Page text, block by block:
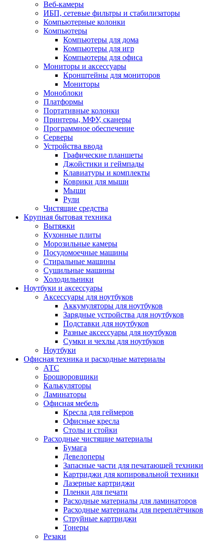
Веб-камеры
ИБП, сетевые фильтры и стабилизаторы
Компьютерные колонки
Компьютеры
Компьютеры для дома
Компьютеры для игр
Компьютеры для офиса
Мониторы и аксессуары
Кронштейны для мониторов
Мониторы
Моноблоки
Платформы
Портативные колонки
Принтеры, МФУ, сканеры
Программное обеспечение
Серверы
Устройства ввода
Графические планшеты
Джойстики и геймпады
Клавиатуры и комплекты
Коврики для мыши
Мыши
Рули
Чистящие средства
Крупная бытовая техника
Вытяжки
Кухонные плиты
Морозильные камеры
Посудомоечные машины
Стиральные машины
Сушильные машины
Холодильники
Ноутбуки и аксессуары
Аксессуары для ноутбуков
Аккумуляторы для ноутбуков
Зарядные устройства для ноутбуков
Подставки для ноутбуков
Разные аксессуары для ноутбуков
Сумки и чехлы для ноутбуков
Ноутбуки
Офисная техника и расходные материалы
АТС
Брошюровщики
Калькуляторы
Ламинаторы
Офисная мебель
Кресла для геймеров
Офисные кресла
Столы и стойки
Расходные чистящие материалы
Бумага
Девелоперы
Запасные части для печатающей техники
Картриджи для копировальной техники
Лазерные картриджи
Пленки для печати
Расходные материалы для ламинаторов
Расходные материалы для переплётчиков
Струйные картриджи
Тонеры
Резаки